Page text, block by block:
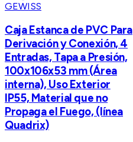
GEWISS
Caja Estanca de PVC Para
Derivación y Conexión, 4
Entradas, Tapa a Presión,
100x106x53 mm (Área
interna), Uso Exterior
IP55, Material que no
Propaga el Fuego, (línea
Quadrix)